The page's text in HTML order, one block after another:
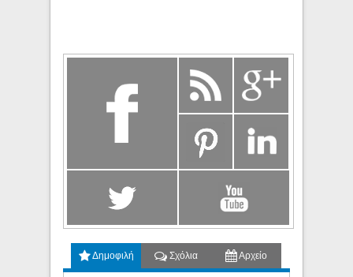
Δημοφιλή Σχόλια Αρχείο